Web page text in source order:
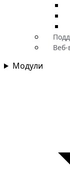
Веб-
Модули